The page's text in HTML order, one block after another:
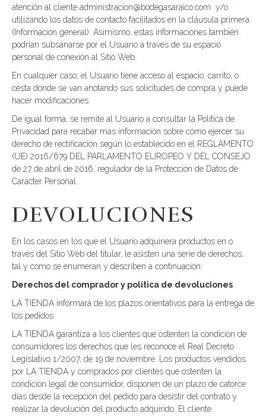
atención al cliente administracion@bodegasaraico.com y/o
utilizando los datos de contacto facilitados en la cláusula primera
(Información general). Asimismo, estas informaciones también
podrían subsanarse por el Usuario a través de su espacio
personal de conexión al Sitio Web.
En cualquier caso, el Usuario tiene acceso al espacio, carrito, o
cesta donde se van anotando sus solicitudes de compra y puede
hacer modificaciones.
De igual forma, se remite al Usuario a consultar la Política de
Privacidad para recabar más información sobre cómo ejercer su
derecho de rectificación según lo establecido en el REGLAMENTO
(UE) 2016/679 DEL PARLAMENTO EUROPEO Y DEL CONSEJO
de 27 de abril de 2016, regulador de la Protección de Datos de
Carácter Personal.
DEVOLUCIONES
En los casos en los que el Usuario adquiriera productos en o
través del Sitio Web del titular, le asisten una serie de derechos,
tal y como se enumeran y describen a continuación:
Derechos del comprador y política de devoluciones
LA TIENDA informará de los plazos orientativos para la entrega de
los pedidos.
LA TIENDA garantiza a los clientes que ostenten la condición de
consumidores los derechos que les reconoce el Real Decreto
Legislativo 1/2007, de 19 de noviembre. Los productos vendidos
por LA TIENDA y comprados por clientes que ostenten la
condición legal de consumidor, disponen de un plazo de catorce
días desde la recepción del pedido para desistir del contrato y
realizar la devolución del producto adquirido. El cliente